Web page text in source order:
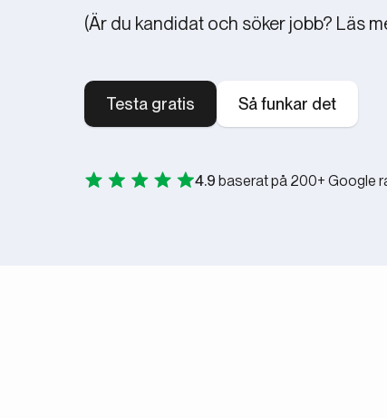
(Är du kandidat och söker jobb? Läs
Testa gratis Så funkar det
4.9 baserat på 200+ Google